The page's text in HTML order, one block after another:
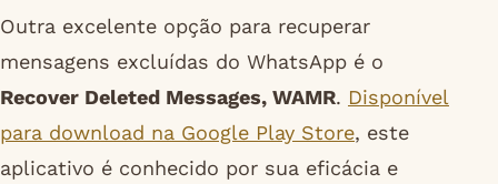
Outra excelente opção para recuperar
mensagens excluídas do WhatsApp é o
Recover Deleted Messages, WAMR. Disponível
para download na Google Play Store, este
aplicativo é conhecido por sua eficácia e